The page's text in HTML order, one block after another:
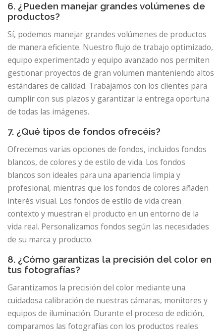
6. ¿Pueden manejar grandes volúmenes de
productos?
Sí, podemos manejar grandes volúmenes de productos
de manera eficiente. Nuestro flujo de trabajo optimizado,
equipo experimentado y equipo avanzado nos permiten
gestionar proyectos de gran volumen manteniendo altos
estándares de calidad. Trabajamos con los clientes para
cumplir con sus plazos y garantizar la entrega oportuna
de todas las imágenes.
7. ¿Qué tipos de fondos ofrecéis?
Ofrecemos varias opciones de fondos, incluidos fondos
blancos, de colores y de estilo de vida. Los fondos
blancos son ideales para una apariencia limpia y
profesional, mientras que los fondos de colores añaden
interés visual. Los fondos de estilo de vida crean
contexto y muestran el producto en un entorno de la
vida real. Personalizamos fondos según las necesidades
de su marca y producto.
8. ¿Cómo garantizas la precisión del color en
tus fotografías?
Garantizamos la precisión del color mediante una
cuidadosa calibración de nuestras cámaras, monitores y
equipos de iluminación. Durante el proceso de edición,
comparamos las fotografías con los productos reales